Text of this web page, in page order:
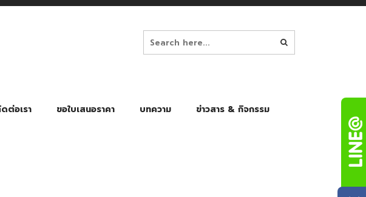
ต่อเรา ขอใบเสนอราคา บทความ ข่าวสาร & กิจกรรม